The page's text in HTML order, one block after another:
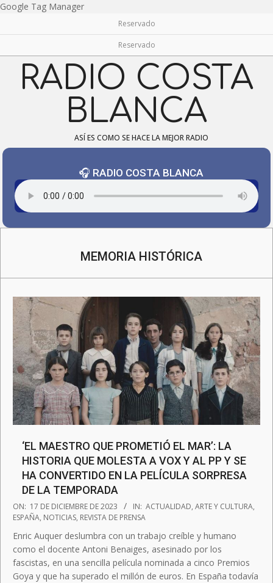
Google Tag ManagerSkip
content
Reservado
Reservado
RADIO COSTA
BLANCA
ASÍ ES COMO SE HACE LA MEJOR RADIO
🎧 RADIO COSTA BLANCA
MEMORIA HISTÓRICA
‘EL MAESTRO QUE PROMETIÓ EL MAR’: LA
HISTORIA QUE MOLESTA A VOX Y AL PP Y SE
HA CONVERTIDO EN LA PELÍCULA SORPRESA
DE LA TEMPORADA
2023-
12-
17
ON: 17 DE DICIEMBRE DE 2023 IN: ACTUALIDAD, ARTE Y CULTURA,
ESPAÑA, NOTICIAS, REVISTA DE PRENSA
Enric Auquer deslumbra con un trabajo creíble y humano
como el docente Antoni Benaiges, asesinado por los
fascistas, en una sencilla película nominada a cinco Premios
Goya y que ha superado el millón de euros. En España todavía